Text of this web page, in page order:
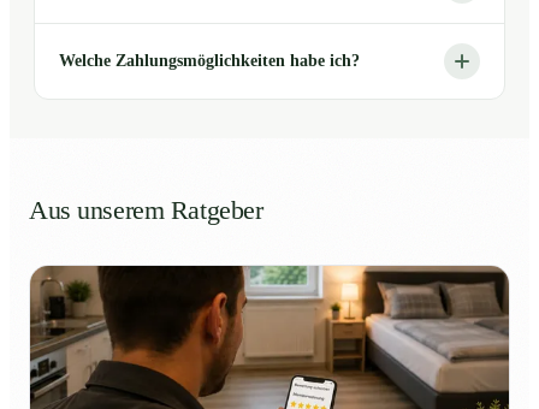
Welche Zahlungsmöglichkeiten habe ich?
Aus unserem Ratgeber